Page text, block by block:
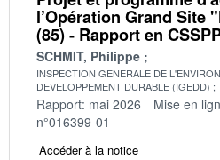
l’Opération Grand Site
(85) - Rapport en
SCHMIT, Philippe
INSPECTION GENERALE DE
DEVELOPPEMENT DURABLE (IGEDD)
Rapport: mai 2026 Mise en
n°016399-01
Accéder à la notice